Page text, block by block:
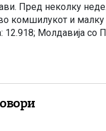
Пред неколку
комшилукот и
12.918; Молдавија со